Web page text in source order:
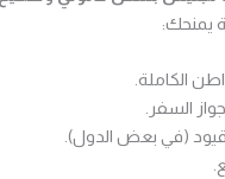
يمنحك:
الكاملة.
السفر.
(في بعض الدول).